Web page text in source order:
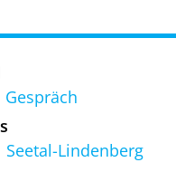
Gespräch
Seetal-Lindenberg